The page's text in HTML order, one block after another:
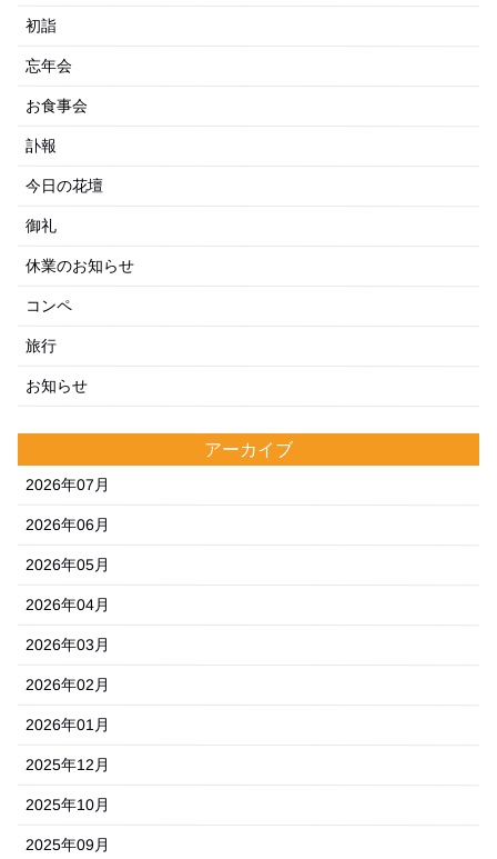
初詣
忘年会
お食事会
訃報
今日の花壇
御礼
休業のお知らせ
コンペ
旅行
お知らせ
アーカイブ
2026年07月
2026年06月
2026年05月
2026年04月
2026年03月
2026年02月
2026年01月
2025年12月
2025年10月
2025年09月